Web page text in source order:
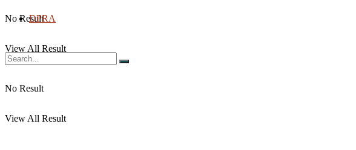
No Result
View All Result
DPRA
No Result
View All Result